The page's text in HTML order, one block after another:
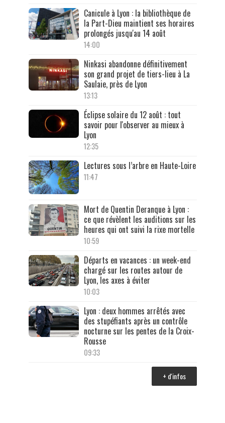
Canicule à Lyon : la bibliothèque de
la Part-Dieu maintient ses horaires
prolongés jusqu'au 14 août
14:00
Ninkasi abandonne définitivement
son grand projet de tiers-lieu à La
Saulaie, près de Lyon
13:13
Éclipse solaire du 12 août : tout
savoir pour l'observer au mieux à
Lyon
12:35
Lectures sous l’arbre en Haute-Loire
11:47
Mort de Quentin Deranque à Lyon :
ce que révèlent les auditions sur les
heures qui ont suivi la rixe mortelle
10:59
Départs en vacances : un week-end
chargé sur les routes autour de
Lyon, les axes à éviter
10:03
Lyon : deux hommes arrêtés avec
des stupéfiants après un contrôle
nocturne sur les pentes de la Croix-
Rousse
09:33
+ d'infos